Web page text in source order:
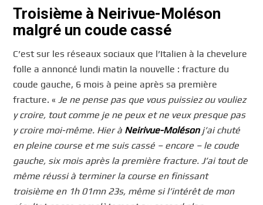
Troisième à Neirivue-Moléson
malgré un coude cassé
C’est sur les réseaux sociaux que l’Italien à la chevelure
folle a annoncé lundi matin la nouvelle : fracture du
coude gauche, 6 mois à peine après sa première
fracture. « Je ne pense pas que vous puissiez ou vouliez
y croire, tout comme je ne peux et ne veux presque pas
y croire moi-même. Hier à Neirivue-Molésonj’ai chuté
en pleine course et me suis cassé – encore – le coude
gauche, six mois après la première fracture. J’ai tout de
même réussi à terminer la course en finissant
troisième en 1h 01mn 23s, même si l’intérêt de mon